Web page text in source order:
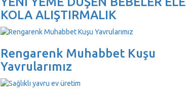
KOLA ALIŞTIRMALIK
Rengarenk Muhabbet Kuşu
Yavrularımız